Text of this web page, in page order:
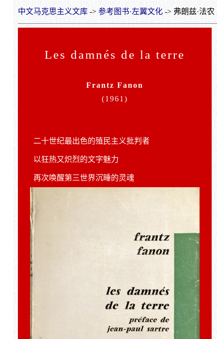
中文马克思主义文库-> 参考图书·左翼文化-> 弗朗兹·法
Les damnés de la terre
Frantz Fanon
(1961)
二十世纪最出色的殖民主义批判者
以狂热又炽烈的文字魅力
再次唤醒第三世界沉睡的灵魂